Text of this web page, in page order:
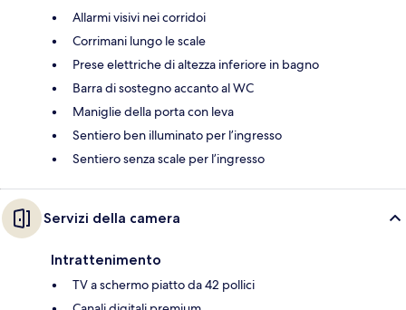
Allarmi visivi nei corridoi
Corrimani lungo le scale
Prese elettriche di altezza inferiore in bagno
Barra di sostegno accanto al WC
Maniglie della porta con leva
Sentiero ben illuminato per l’ingresso
Sentiero senza scale per l’ingresso
Servizi della camera
Intrattenimento
TV a schermo piatto da 42 pollici